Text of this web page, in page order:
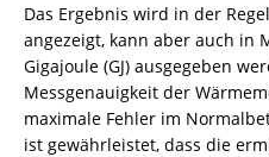
Das Ergebnis wird in der
angezeigt, kann aber auch in
Gigajoule (GJ) ausgegeben
Messgenauigkeit der
maximale Fehler im
ist gewährleistet, dass die